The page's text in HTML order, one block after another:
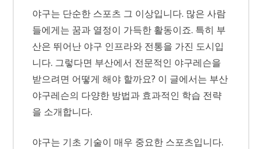
야구는 단순한 스포츠 그 이상입니다. 많은 사람
들에게는 꿈과 열정이 가득한 활동이죠. 특히 부
산은 뛰어난 야구 인프라와 전통을 가진 도시입
니다. 그렇다면 부산에서 전문적인 야구레슨을
받으려면 어떻게 해야 할까요? 이 글에서는 부산
야구레슨의 다양한 방법과 효과적인 학습 전략
을 소개합니다.
야구는 기초 기술이 매우 중요한 스포츠입니다.